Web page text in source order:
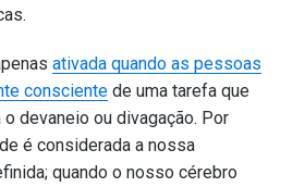
.
ativada quando as pessoas
consciente de uma tarefa que
devaneio ou divagação. Por
é considerada a nossa
quando o nosso cérebro